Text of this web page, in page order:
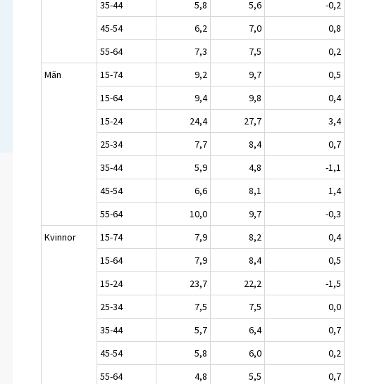
35-44 5,8 5,6
-0,2
45-54
6,2 7,0
0,8
55-64
7,3 7,5
0,2
Män
15-74 9,2 9,7
0,5
15-64
9,4 9,8
0,4
15-24
24,4 27,7
3,4
25-34
7,7 8,4
0,7
35-44
5,9 4,8
-1,1
45-54
6,6 8,1
1,4
55-64
10,0 9,7
-0,3
Kvinnor
15-74 7,9 8,2
0,4
15-64
7,9 8,4
0,5
15-24
23,7 22,2
-1,5
25-34
7,5 7,5
0,0
35-44
5,7 6,4
0,7
45-54
5,8 6,0
0,2
55-64
4,8 5,5 0,7